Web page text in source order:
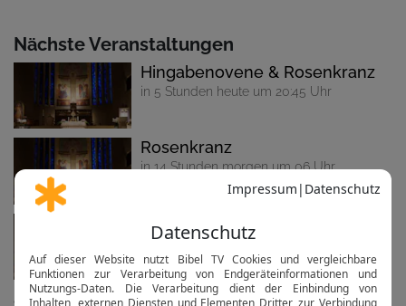
Nächste Veranstaltungen
Hingabenovene & Rosenkranz
in 5 Stunden heute um 20:45 Uhr
Rosenkranz
in 14 Stunden morgen um 06 Uhr
Gottesdienst
in 19 Stunden morgen um 10:30 Uhr
alle anzeigen...